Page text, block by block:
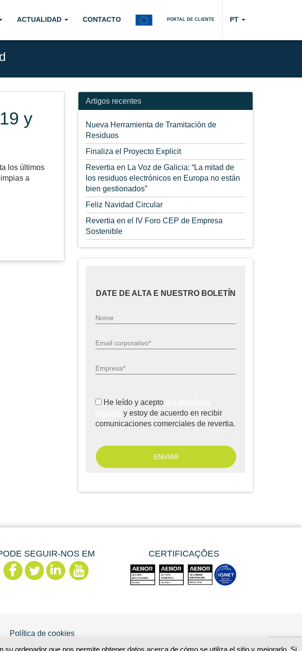
ACTUALIDAD CONTACTO PORTAL DE CLIENTE PT
y
los últimos
a
Artigos recentes
Nueva Herramienta de Tramitación de
Residuos
Finaliza el Proyecto Explicit
Revertia en La Voz de Galicia: “La mitad de
los residuos electrónicos en Europa no están
bien gestionados”
Feliz Navidad Circular
Revertia en el IV Foro CEP de Empresa
Sostenible
DATE DE ALTA E NUESTRO BOLETÍN
Nome
Email corporativo*
Empresa*
He leído y acepto
y estoy de acuerdo en recibir
comunicaciones comerciales de revertia.
SEGUIR-NOS EM CERTIFICAÇÕES
Política de cookies
ordenador que nos permite obtener datos acerca de cómo se utiliza el sitio y mejorarlo. Si